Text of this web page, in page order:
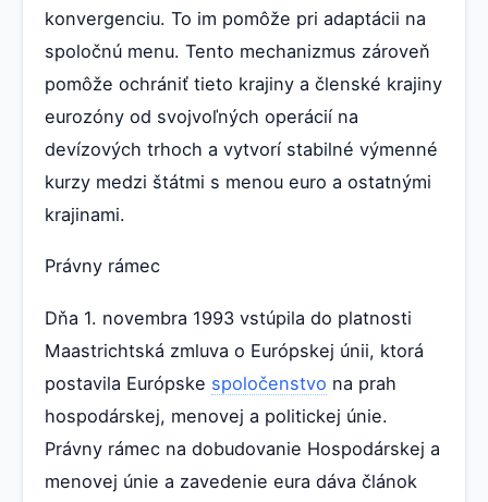
konvergenciu. To im pomôže pri adaptácii na
spoločnú menu. Tento mechanizmus zároveň
pomôže ochrániť tieto krajiny a členské krajiny
eurozóny od svojvoľných operácií na
devízových trhoch a vytvorí stabilné výmenné
kurzy medzi štátmi s menou euro a ostatnými
krajinami.
Právny rámec
Dňa 1. novembra 1993 vstúpila do platnosti
Maastrichtská zmluva o Európskej únii, ktorá
postavila Európske spoločenstvo na prah
hospodárskej, menovej a politickej únie.
Právny rámec na dobudovanie Hospodárskej a
menovej únie a zavedenie eura dáva článok